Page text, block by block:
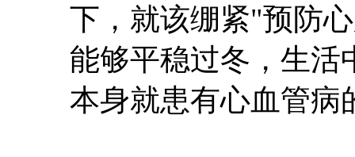
下，就该绷紧"预防
能够平稳过冬，生活
本身就患有心血管病